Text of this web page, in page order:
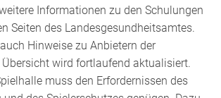
Informationen zu den Schulungen
Seiten des Landesgesundheitsamtes.
Hinweise zu Anbietern der
Übersicht wird fortlaufend aktualisiert.
muss den Erfordernissen des